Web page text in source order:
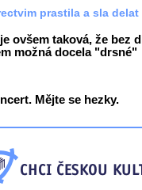
prastila a sla delat
ovšem taková, že bez
možná docela "drsné"
Mějte se hezky.